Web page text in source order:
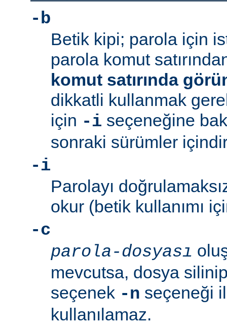
-b
Betik kipi; parola için
parola komut
komut satırında
dikkatli kullanmak
için -i seçeneğine
sonraki sürümler
-i
Parolayı
okur (betik kullanımı
-c
parola-dosyası
mevcutsa, dosya
seçenek -n seçeneği
kullanılamaz.